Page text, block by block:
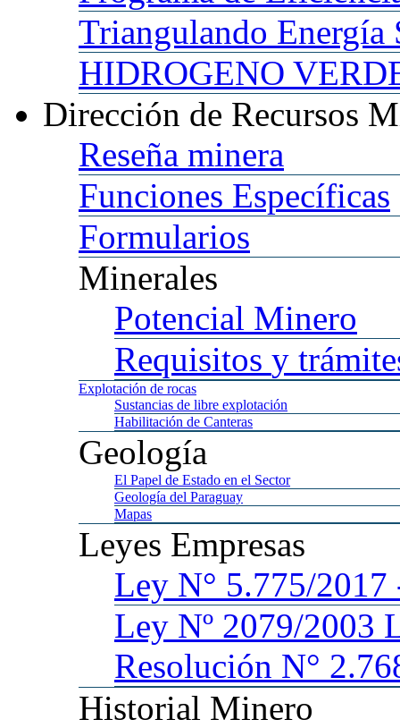
Triangulando Energía
HIDROGENO
Dirección de Recursos
Reseña minera
Funciones Específicas
Formularios
Minerales
Potencial Minero
Requisitos y
Explotación de rocas
Sustancias de libre explotación
Habilitación de Canteras
Geología
El Papel de Estado en el Sector
Geología del Paraguay
Mapas
Leyes Empresas
Ley N° 5.775/
Ley Nº 2079/2003
Resolución N°
Historial Minero